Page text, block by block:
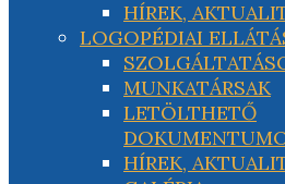
HÍREK,
LOGOPÉDIAI
MUNKATÁRSAK
LETÖLTHETŐ
HÍREK,